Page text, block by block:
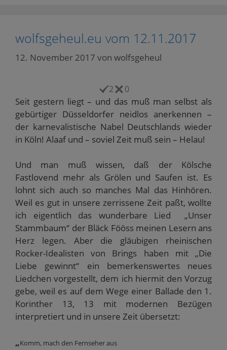
wolfsgeheul.eu vom 12.11.2017
12. November 2017 von wolfsgeheul
2 0
Seit gestern liegt – und das muß man selbst als
gebürtiger Düsseldorfer neidlos anerkennen –
der karnevalistische Nabel Deutschlands wieder
in Köln! Alaaf und – soviel Zeit muß sein – Helau!
Und man muß wissen, daß der Kölsche
Fastlovend mehr als Grölen und Saufen ist. Es
lohnt sich auch so manches Mal das Hinhören.
Weil es gut in unsere zerrissene Zeit paßt, wollte
ich eigentlich das wunderbare Lied „Unser
Stammbaum“ der Bläck Fööss meinen Lesern ans
Herz legen. Aber die gläubigen rheinischen
Rocker-Idealisten von Brings haben mit „Die
Liebe gewinnt“ ein bemerkenswertes neues
Liedchen vorgestellt, dem ich hiermit den Vorzug
gebe, weil es auf dem Wege einer Ballade den 1.
Korinther 13, 13 mit modernen Bezügen
interpretiert und in unsere Zeit übersetzt:
„Komm, mach den Fernseher aus